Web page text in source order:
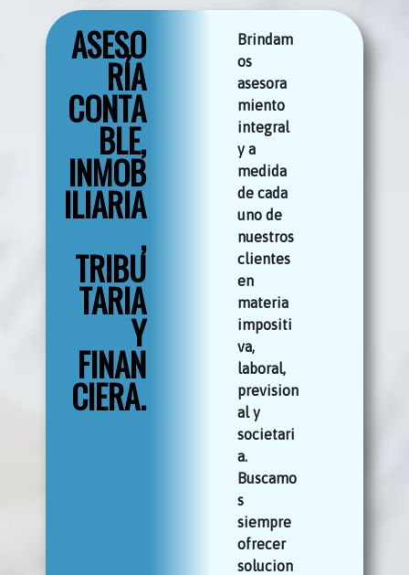
ASESO
RÍA
CONTA
BLE,
INMOB
ILIARIA
,
TRIBU
TARIA
Y
FINAN
CIERA.
Brindam
os
asesora
miento
integral
y a
medida
de cada
uno de
nuestros
clientes
en
materia
impositi
va,
laboral,
prevision
al y
societari
a.
Buscamo
s
siempre
ofrecer
solucion